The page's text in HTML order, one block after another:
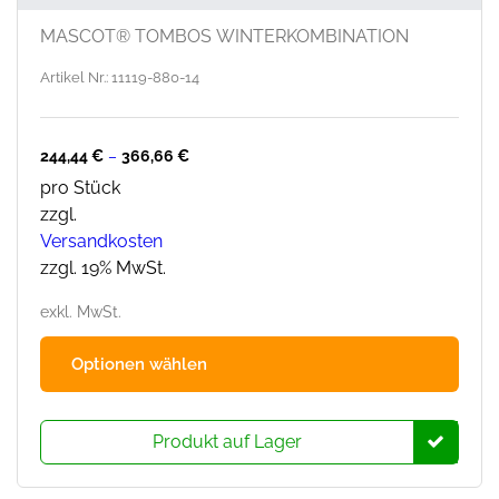
MASCOT® TOMBOS WINTERKOMBINATION
Artikel Nr.: 11119-880-14
244,44€ – 366,66 €
pro Stück
zzgl.
Versandkosten
zzgl. 19% MwSt.
exkl. MwSt.
Optionen wählen
Produkt auf Lager